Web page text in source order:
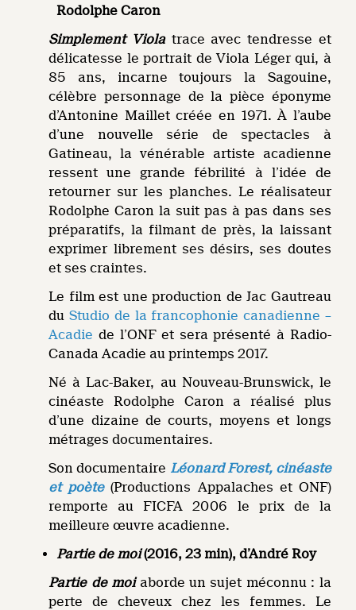
Rodolphe Caron
Simplement Violatrace avec tendresse et
délicatesse le portrait de Viola Léger qui, à
85 ans, incarne toujours la Sagouine,
célèbre personnage de la pièce éponyme
d’Antonine Maillet créée en 1971. À l’aube
d’une nouvelle série de spectacles à
Gatineau, la vénérable artiste acadienne
ressent une grande fébrilité à l’idée de
retourner sur les planches. Le réalisateur
Rodolphe Caron la suit pas à pas dans ses
préparatifs, la filmant de près, la laissant
exprimer librement ses désirs, ses doutes
et ses craintes.
Le film est une production de Jac Gautreau
duStudio de la francophonie canadienne –
Acadie de l’ONF et sera présenté à Radio-
Canada Acadie au printemps 2017.
Né à Lac-Baker, au Nouveau-Brunswick, le
cinéaste Rodolphe Caron a réalisé plus
d’une dizaine de courts, moyens et longs
métrages documentaires.
Son documentaire Léonard Forest, cinéaste
et poète(Productions Appalaches et ONF)
remporte au FICFA 2006 le prix de la
meilleure œuvre acadienne.
Partie de moi(2016, 23 min), d’André Roy
Partie de moiaborde un sujet méconnu : la
perte de cheveux chez les femmes. Le